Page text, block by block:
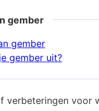
gember
gember
gember uit?
verbeteringen voor